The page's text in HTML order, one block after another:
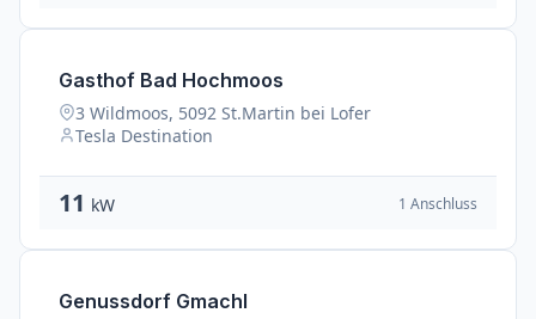
Gasthof Bad Hochmoos
3 Wildmoos, 5092 St.Martin bei Lofer
Tesla Destination
11 kW 1 Anschluss
Genussdorf Gmachl